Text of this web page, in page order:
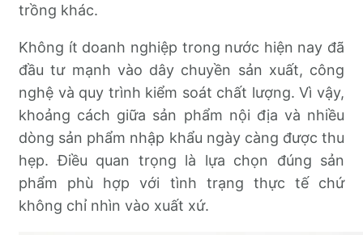
trồng khác.
Không ít doanh nghiệp trong nước hiện nay đã
đầu tư mạnh vào dây chuyền sản xuất, công
nghệ và quy trình kiểm soát chất lượng. Vì vậy,
khoảng cách giữa sản phẩm nội địa và nhiều
dòng sản phẩm nhập khẩu ngày càng được thu
hẹp. Điều quan trọng là lựa chọn đúng sản
phẩm phù hợp với tình trạng thực tế chứ
không chỉ nhìn vào xuất xứ.